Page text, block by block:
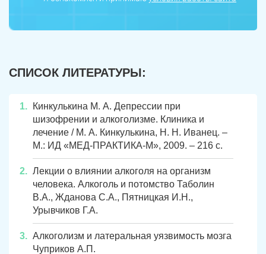
СПИСОК ЛИТЕРАТУРЫ:
Кинкулькина М. А. Депрессии при
шизофрении и алкоголизме. Клиника и
лечение / М. А. Кинкулькина, Н. Н. Иванец. –
М.: ИД «МЕД-ПРАКТИКА-М», 2009. – 216 с.
Лекции о влиянии алкоголя на организм
человека. Алкоголь и потомство Таболин
В.А., Жданова С.А., Пятницкая И.Н.,
Урывчиков Г.А.
Алкоголизм и латеральная уязвимость мозга
Чуприков А.П.
Южноуральск Сатка
Троицк Озерск
Копейск Миасс
Златоуст Магнитогорск